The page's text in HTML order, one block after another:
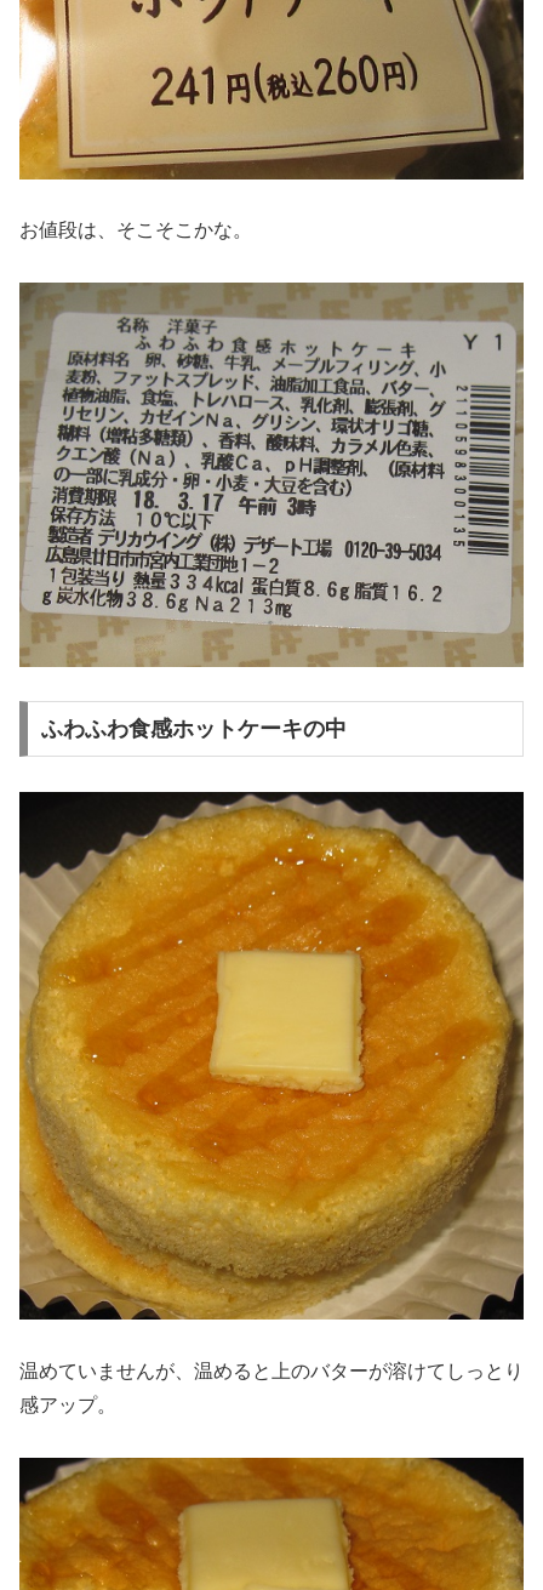
お値段は、そこそこかな。
ふわふわ食感ホットケーキの中
温めていませんが、温めると上のバターが溶けてしっとり
感アップ。